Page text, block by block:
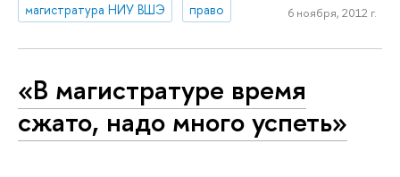
магистратура НИУ ВШЭ
право 6 ноября, 2012 г.
«В магистратуре время
сжато, надо много успеть»